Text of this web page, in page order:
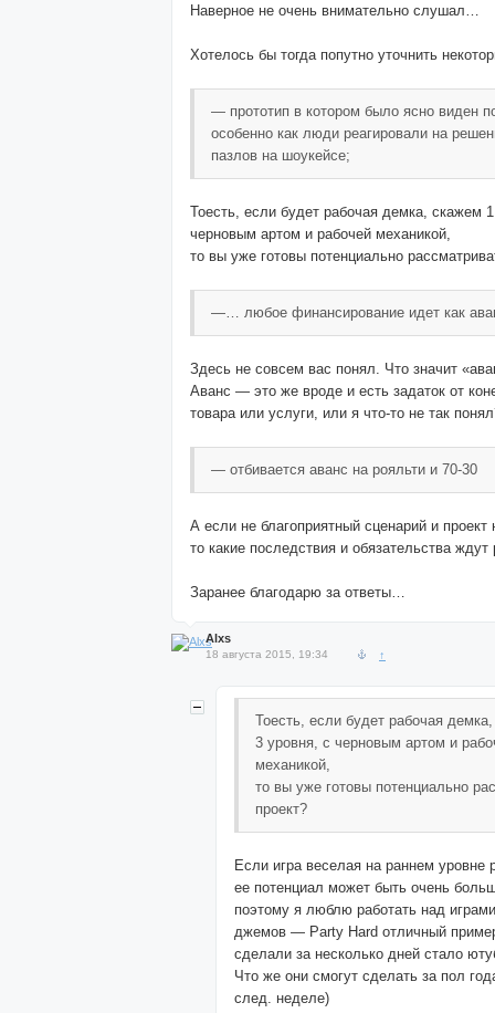
Наверное не очень внимательно слушал…
Хотелось бы тогда попутно уточнить
— прототип в котором было ясно виден
особенно как люди реагировали на
пазлов на шоукейсе;
Тоесть, если будет рабочая демка, скажем
черновым артом и рабочей механикой,
то вы уже готовы потенциально
—… любое финансирование идет как
Здесь не совсем вас понял. Что значит
Аванс — это же вроде и есть задаток от
товара или услуги, или я что-то не так
— отбивается аванс на рояльти и 70-30
А если не благоприятный сценарий и проект
то какие последствия и обязательства ждут
Заранее благодарю за ответы…
Alxs
18 августа 2015, 19:34 ↑
Тоесть, если будет рабочая
3 уровня, с черновым артом и
механикой,
то вы уже готовы потенциально
проект?
Если игра веселая на раннем уровне
ее потенциал может быть очень
поэтому я люблю работать над
джемов — Party Hard отличный
сделали за несколько дней стало
Что же они смогут сделать за пол
след. неделе)